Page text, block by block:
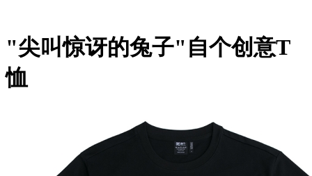
"尖叫惊讶的兔子"自个创意T
恤